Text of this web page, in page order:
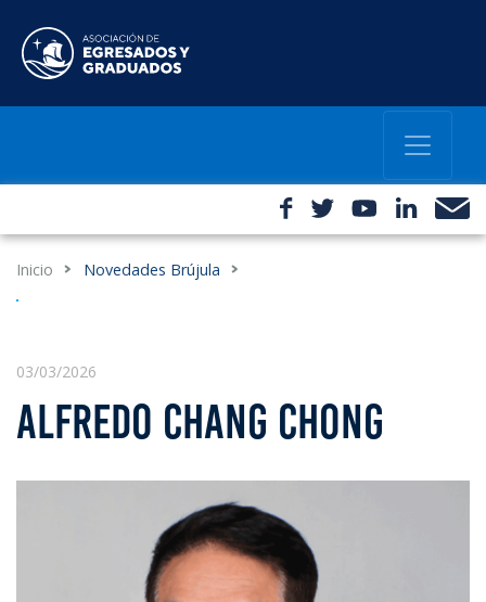
Inicio Novedades Brújula
03/03/2026
ALFREDO CHANG CHONG